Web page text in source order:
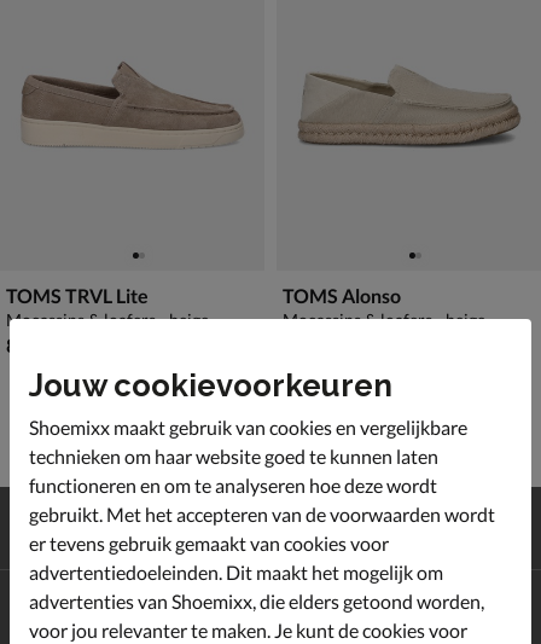
TOMS TRVL Lite
Mocassins & loafers - beige
€ 89,99
89
TOMS Alonso
Mocassins & loafers - beige
Gratisverzending en retour*
Achterafbetalen
Altijd op de hoogte zijn?
Schrijf je in voor de Shoemixx nieuwsbrief en ontvang €10,-
Jouw cookievoorkeuren
Shoemixx maakt gebruik van cookies en vergelijkbare
technieken om haar website goed te kunnen laten
functioneren en om te analyseren hoe deze wordt
gebruikt. Met het accepteren van de voorwaarden wordt
er tevens gebruik gemaakt van cookies voor
advertentiedoeleinden. Dit maakt het mogelijk om
advertenties van Shoemixx, die elders getoond worden,
voor jou relevanter te maken. Je kunt de cookies voor